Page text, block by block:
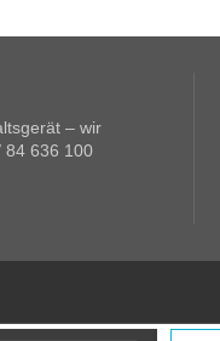
– wir
84 636 100